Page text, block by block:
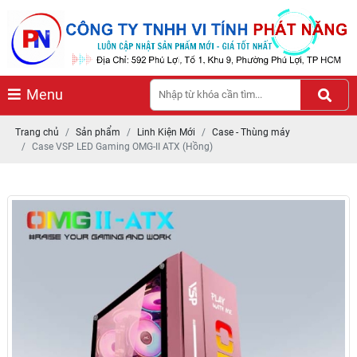
Menu
Trang chủ Sản phẩm Linh Kiện Mới
Case - Thùng máy
Case VSP LED Gaming OMG-II ATX (Hồng)